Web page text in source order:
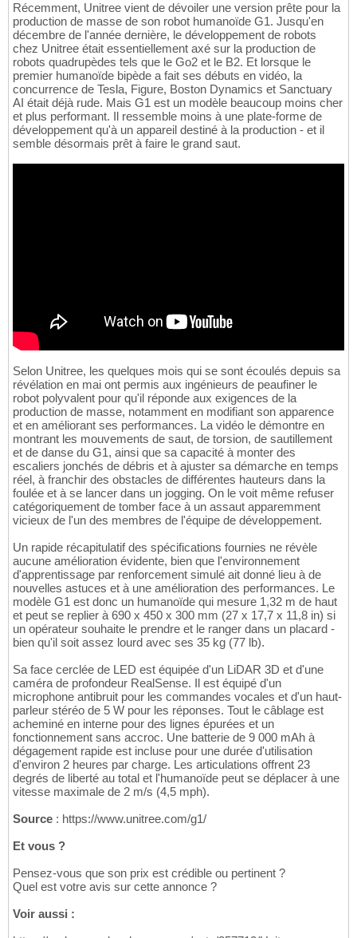
Récemment, Unitree vient de dévoiler une version prête pour la
production de masse de son robot humanoïde G1. Jusqu'en
décembre de l'année dernière, le développement de robots
chez Unitree était essentiellement axé sur la production de
robots quadrupèdes tels que le Go2 et le B2. Et lorsque le
premier humanoïde bipède a fait ses débuts en vidéo, la
concurrence de Tesla, Figure, Boston Dynamics et Sanctuary
AI était déjà rude. Mais G1 est un modèle beaucoup moins cher
et plus performant. Il ressemble moins à une plate-forme de
développement qu'à un appareil destiné à la production - et il
semble désormais prêt à faire le grand saut.
Selon Unitree, les quelques mois qui se sont écoulés depuis sa
révélation en mai ont permis aux ingénieurs de peaufiner le
robot polyvalent pour qu'il réponde aux exigences de la
production de masse, notamment en modifiant son apparence
et en améliorant ses performances. La vidéo le démontre en
montrant les mouvements de saut, de torsion, de sautillement
et de danse du G1, ainsi que sa capacité à monter des
escaliers jonchés de débris et à ajuster sa démarche en temps
réel, à franchir des obstacles de différentes hauteurs dans la
foulée et à se lancer dans un jogging. On le voit même refuser
catégoriquement de tomber face à un assaut apparemment
vicieux de l'un des membres de l'équipe de développement.
Un rapide récapitulatif des spécifications fournies ne révèle
aucune amélioration évidente, bien que l'environnement
d'apprentissage par renforcement simulé ait donné lieu à de
nouvelles astuces et à une amélioration des performances. Le
modèle G1 est donc un humanoïde qui mesure 1,32 m de haut
et peut se replier à 690 x 450 x 300 mm (27 x 17,7 x 11,8 in) si
un opérateur souhaite le prendre et le ranger dans un placard -
bien qu'il soit assez lourd avec ses 35 kg (77 lb).
Sa face cerclée de LED est équipée d'un LiDAR 3D et d'une
caméra de profondeur RealSense. Il est équipé d'un
microphone antibruit pour les commandes vocales et d'un haut-
parleur stéréo de 5 W pour les réponses. Tout le câblage est
acheminé en interne pour des lignes épurées et un
fonctionnement sans accroc. Une batterie de 9 000 mAh à
dégagement rapide est incluse pour une durée d'utilisation
d'environ 2 heures par charge. Les articulations offrent 23
degrés de liberté au total et l'humanoïde peut se déplacer à une
vitesse maximale de 2 m/s (4,5 mph).
Source : https://www.unitree.com/g1/
Et vous ?
Pensez-vous que son prix est crédible ou pertinent ?
Quel est votre avis sur cette annonce ?
Voir aussi :